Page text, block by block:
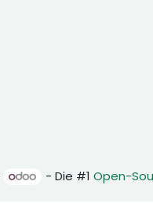
- Die #1 Open-